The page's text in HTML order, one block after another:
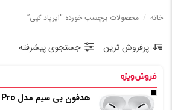
خانه / محصولات برچسب خورده “ایرپاد کپی”
پرفروش ترین جستجوی پیشرفته
هدفون بی‌ سیم مدل AirPods Pro